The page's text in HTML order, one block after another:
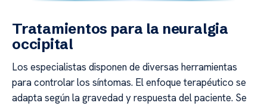
Tratamientos para la neuralgia
occipital
Los especialistas disponen de diversas herramientas
para controlar los síntomas. El enfoque terapéutico se
adapta según la gravedad y respuesta del paciente. Se